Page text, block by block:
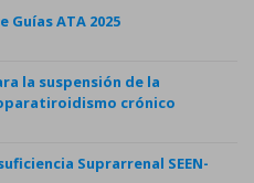
Guías ATA 2025
la suspensión de la
crónico
Suprarrenal SEEN-